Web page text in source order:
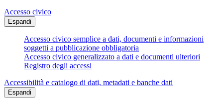
Accesso civico
Espandi
Accesso civico semplice a dati, documenti e informazioni
soggetti a pubblicazione obbligatoria
Accesso civico generalizzato a dati e documenti ulteriori
Registro degli accessi
Accessibilità e catalogo di dati, metadati e banche dati
Espandi